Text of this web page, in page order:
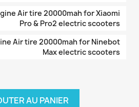
Air tire 20000mah for Xiaomi
Pro & Pro2 electric scooters
Air tire 20000mah for Ninebot
Max electric scooters
AU PANIER